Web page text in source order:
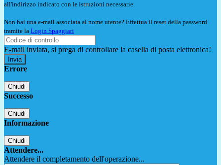
all'indirizzo indicato con le istruzioni necessarie.
Non hai una e-mail associata al nome utente? Effettua il reset della password
tramite la Login Spaggiari
E-mail inviata, si prega di controllare la casella di posta elettronica!
Errore
Chiudi
Successo
Chiudi
Informazione
Chiudi
Attendere...
Attendere il completamento dell'operazione...